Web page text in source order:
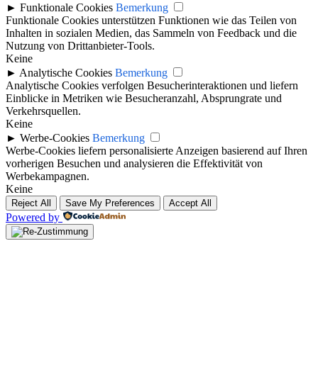
► Funktionale Cookies Bemerkung
Funktionale Cookies unterstützen Funktionen wie das Teilen von
Inhalten in sozialen Medien, das Sammeln von Feedback und die
Nutzung von Drittanbieter-Tools.
Keine
► Analytische Cookies Bemerkung
Analytische Cookies verfolgen Besucherinteraktionen und liefern
Einblicke in Metriken wie Besucheranzahl, Absprungrate und
Verkehrsquellen.
Keine
► Werbe-Cookies Bemerkung
Werbe-Cookies liefern personalisierte Anzeigen basierend auf Ihren
vorherigen Besuchen und analysieren die Effektivität von
Werbekampagnen.
Keine
Reject All Save My Preferences Accept All
Powered by